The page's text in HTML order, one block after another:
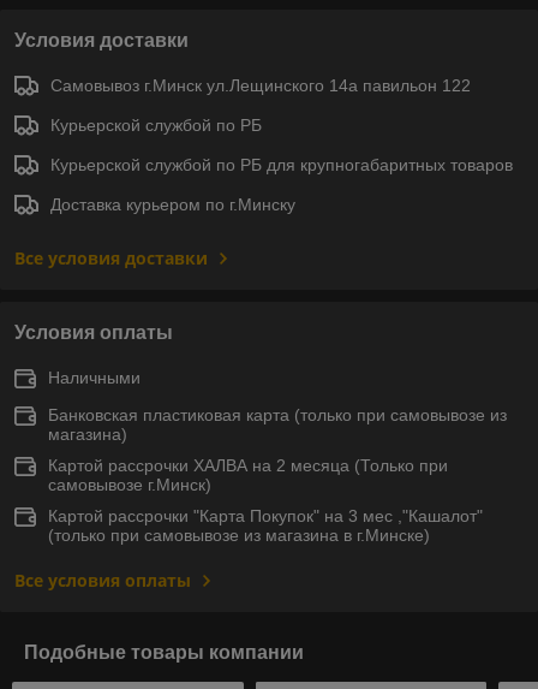
Условия доставки
Самовывоз г.Минск ул.Лещинского 14а павильон 122
Курьерской службой по РБ
Курьерской службой по РБ для крупногабаритных товаров
Доставка курьером по г.Минску
Все условия доставки
Условия оплаты
Наличными
Банковская пластиковая карта (только при самовывозе из
магазина)
Картой рассрочки ХАЛВА на 2 месяца (Только при
самовывозе г.Минск)
Картой рассрочки "Карта Покупок" на 3 мес ,"Кашалот"
(только при самовывозе из магазина в г.Минске)
Все условия оплаты
Подобные товары компании